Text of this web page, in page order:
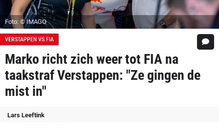
Foto: © IMAGO
VERSTAPPEN VS FIA
Marko richt zich weer tot FIA na
taakstraf Verstappen: "Ze gingen de
mist in"
Lars Leeftink